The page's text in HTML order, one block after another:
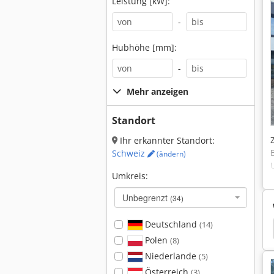
-
Hubhöhe [mm]:
-
Mehr anzeigen
Standort
Ihr erkannter Standort:
Schweiz
(ändern)
Umkreis:
Unbegrenzt (34)
Deutschland (14)
Polen (8)
Niederlande (5)
Kubota Bx 2350 Kubota Bx 2200